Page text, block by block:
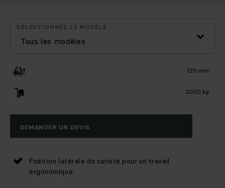
Tous les modèles
SÉLECTIONNEZ LE MODÈLE
125 mm
2000 kg
DEMANDER UN DEVIS
Position latérale du cariste pour un travail
ergonomique.